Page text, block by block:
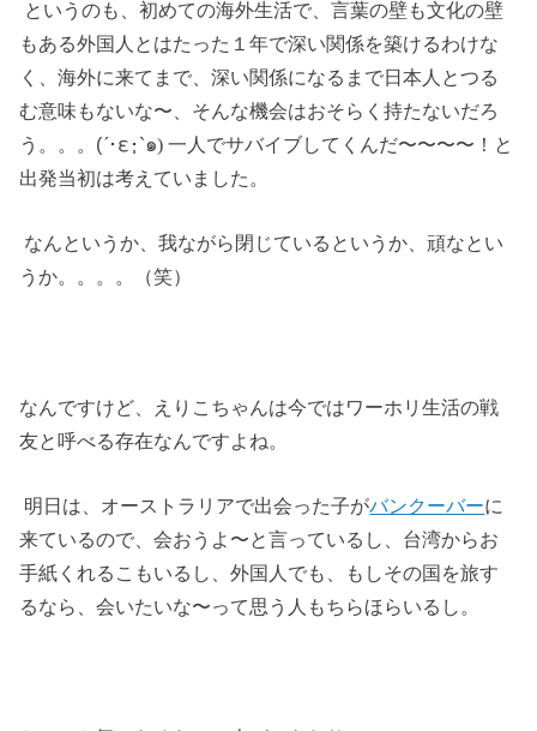
というのも、初めての海外生活で、言葉の壁も文化の壁
もある外国人とはたった１年で深い関係を築けるわけな
く、海外に来てまで、深い関係になるまで日本人とつる
む意味もないな〜、そんな機会はおそらく持たないだろ
う。。。(´･ ε ･̥ ˋ๑) 一人でサバイブしてくんだ〜〜〜〜！と
出発当初は考えていました。
なんというか、我ながら閉じているというか、頑なとい
うか。。。。（笑）
なんですけど、えりこちゃんは今ではワーホリ生活の戦
友と呼べる存在なんですよね。
明日は、オーストラリアで出会った子がバンクーバーに
来ているので、会おうよ〜と言っているし、台湾からお
手紙くれるこもいるし、外国人でも、もしその国を旅す
るなら、会いたいな〜って思う人もちらほらいるし。